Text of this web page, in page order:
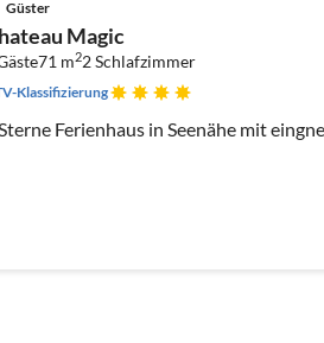
Güster
Magic
71 m22Schlafzimmer
Klassifizierung
Ferienhaus in Seenähe mit